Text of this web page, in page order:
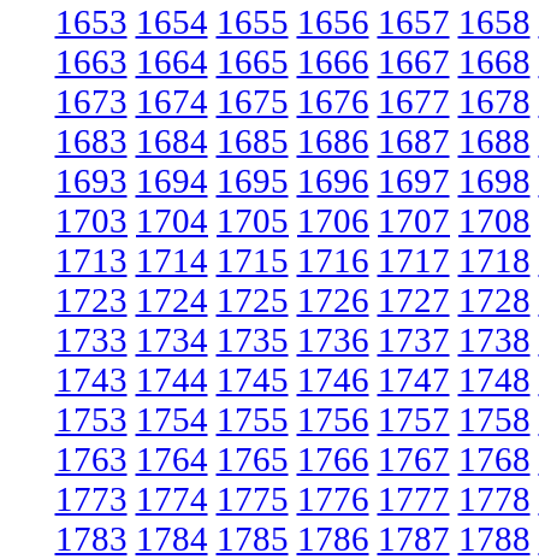
1653 1654 1655 1656 1657 1658
1663 1664 1665 1666 1667 1668
1673 1674 1675 1676 1677 1678
1683 1684 1685 1686 1687 1688
1693 1694 1695 1696 1697 1698
1703 1704 1705 1706 1707 1708
1713 1714 1715 1716 1717 1718
1723 1724 1725 1726 1727 1728
1733 1734 1735 1736 1737 1738
1743 1744 1745 1746 1747 1748
1753 1754 1755 1756 1757 1758
1763 1764 1765 1766 1767 1768
1773 1774 1775 1776 1777 1778
1783 1784 1785 1786 1787 1788